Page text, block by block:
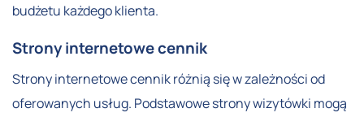
budżetu każdego klienta.
Strony internetowe cennik
Strony internetowe cennik różnią się w zależności od
oferowanych usług. Podstawowe strony wizytówki mogą